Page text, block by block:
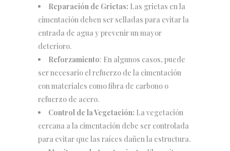
Reparación de Grietas: Las grietas en la
cimentación deben ser selladas para evitar la
entrada de agua y prevenir un mayor
deterioro.
Reforzamiento: En algunos casos, puede
ser necesario el refuerzo de la cimentación
con materiales como fibra de carbono o
refuerzo de acero.
Control de la Vegetación: La vegetación
cercana a la cimentación debe ser controlada
para evitar que las raíces dañen la estructura.